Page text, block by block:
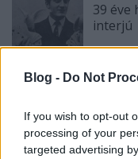
Blog - Do Not
If you wish to opt-out
processing of your
targeted advertising
39 éve
interjú